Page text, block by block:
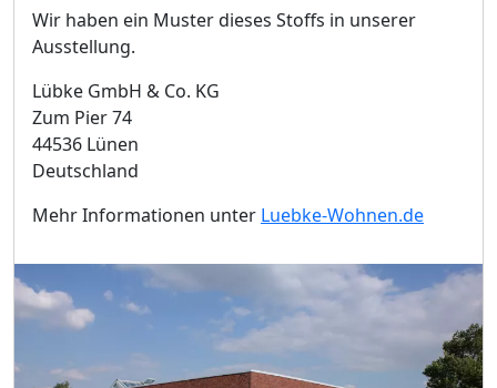
Wir haben ein Muster dieses Stoffs in unserer
Ausstellung.
Lübke GmbH & Co. KG
Zum Pier 74
44536 Lünen
Deutschland
Mehr Informationen unter Luebke-Wohnen.de